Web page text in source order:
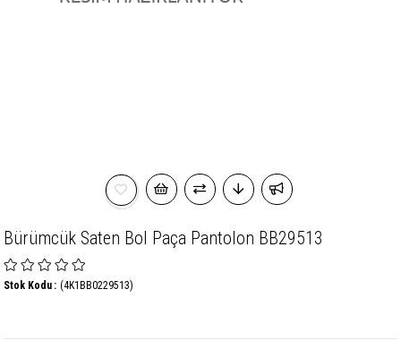
Bürümcük Saten Bol Paça Pantolon BB29513
(4K1BB0229513)
Stok Kodu